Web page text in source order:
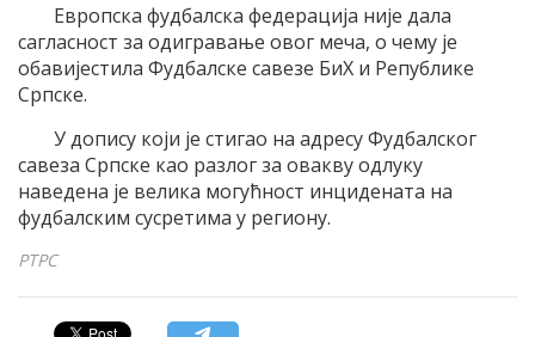
Европска фудбалска федерација није дала
сагласност за одигравање овог меча, о чему је
обавијестила Фудбалске савезе БиХ и Републике
Српске.
У допису који је стигао на адресу Фудбалског
савеза Српске као разлог за овакву одлуку
наведена је велика могућност инцидената на
фудбалским сусретима у региону.
РТРС